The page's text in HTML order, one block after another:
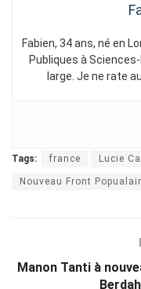
Fabien, 34 ans, né en
Publiques à
large. Je ne rate
Tags: france Lucie
Nouveau Front
Manon Tanti à